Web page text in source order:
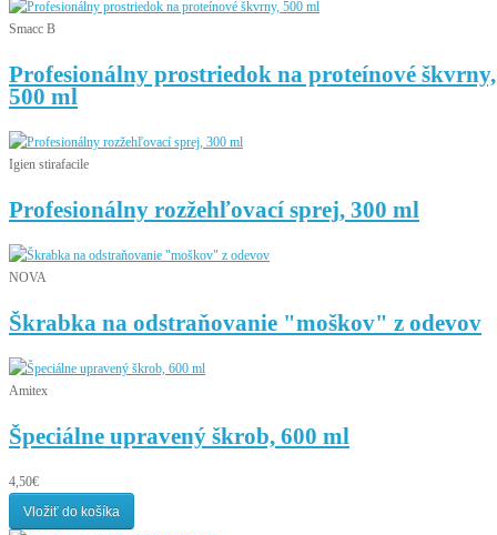
Smacc B
Profesionálny prostriedok na proteínové škvrny,
500 ml
Igien stirafacile
Profesionálny rozžehľovací sprej, 300 ml
NOVA
Škrabka na odstraňovanie "moškov" z odevov
Amitex
Špeciálne upravený škrob, 600 ml
4,50€
Vložiť do košíka